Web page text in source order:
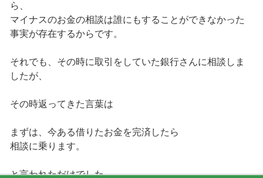
ら、
マイナスのお金の相談は誰にもすることができなかった
事実が存在するからです。
それでも、その時に取引をしていた銀行さんに相談しま
したが、
その時返ってきた言葉は
まずは、今ある借りたお金を完済したら
相談に乗ります。
と言われただけでした。